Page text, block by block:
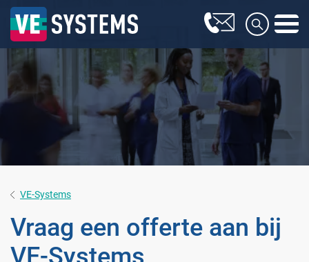
VE-Systems
Vraag een offerte aan bij